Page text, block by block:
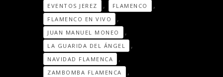
EVENTOS JEREZ , FLAMENCO ,
FLAMENCO EN VIVO ,
JUAN MANUEL MONEO ,
LA GUARIDA DEL ÁNGEL ,
NAVIDAD FLAMENCA ,
ZAMBOMBA FLAMENCA ,